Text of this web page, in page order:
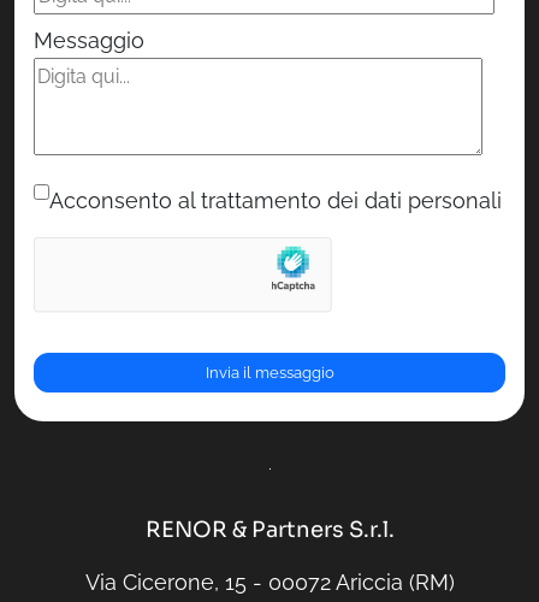
RENOR & Partners S.r.l.
Via Cicerone, 15 - 00072 Ariccia (RM)
Messaggio
Acconsento al trattamento dei dati personali